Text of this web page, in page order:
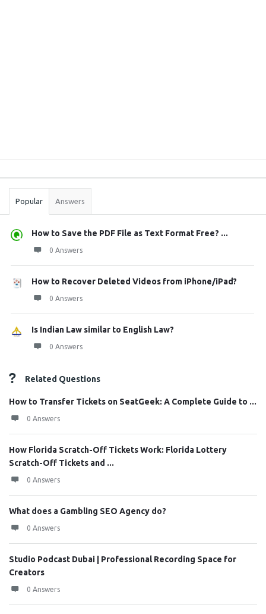
Stats
Popular Answers
How to Save the PDF File as Text Format Free? ...
0 Answers
How to Recover Deleted Videos from iPhone/iPad?
0 Answers
Is Indian Law similar to English Law?
0 Answers
Related Questions
How to Transfer Tickets on SeatGeek: A Complete Guide to ...
0 Answers
How Florida Scratch-Off Tickets Work: Florida Lottery
Scratch-Off Tickets and ...
0 Answers
What does a Gambling SEO Agency do?
0 Answers
Studio Podcast Dubai | Professional Recording Space for
Creators
0 Answers